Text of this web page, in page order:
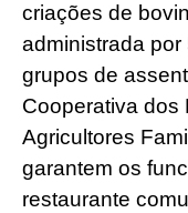
criações de
administrada
grupos de
Cooperativa dos
Agricultores
garantem os
restaurante